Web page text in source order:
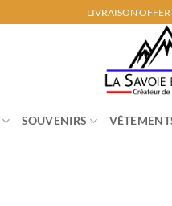
LIVRAISON
SOUVENIRS